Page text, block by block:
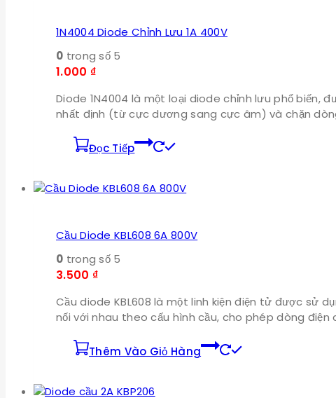
1N4004 Diode Chỉnh Lưu 1A 400V
0 trong số 5
1.000 ₫
Diode 1N4004 là một loại diode chỉnh lưu phổ biến,
nhất định (từ cực dương sang cực âm) và chặn
Đọc Tiếp
Cầu Diode KBL608 6A 800V
0 trong số 5
3.500 ₫
Cầu diode KBL608 là một linh kiện điện tử được sử
nối với nhau theo cấu hình cầu, cho phép dòng
Thêm Vào Giỏ Hàng